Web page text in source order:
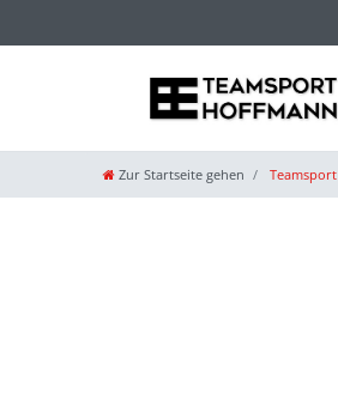
Zur Startseite gehen Teamsport